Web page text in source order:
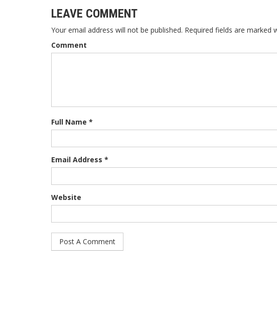
LEAVE COMMENT
Your email address will not be published. Required fields are marked
Comment
Full Name *
Email Address *
Website